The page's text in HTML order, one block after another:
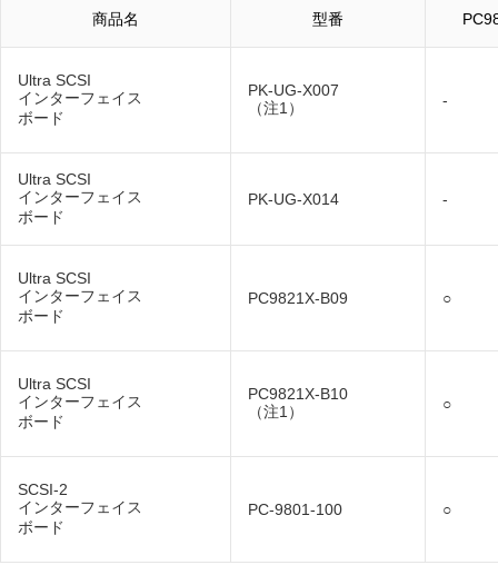
商品名 型番
Ultra SCSI
インターフェイス
ボード
PK-UG-X007
（注1）
-
Ultra SCSI
インターフェイス
ボード
PK-UG-X014 -
Ultra SCSI
インターフェイス
ボード
PC9821X-B09 ○
Ultra SCSI
インターフェイス
ボード
PC9821X-B10
（注1）
○
SCSI-2
インターフェイス
ボード
PC-9801-100 ○